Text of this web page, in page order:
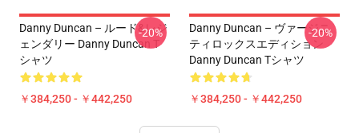
Danny Duncan – ルード&レジ
ェンダリー Danny Duncan T
シャツ
￥384,250 - ￥442,250
-20%
Danny Duncan – ヴァージニ
ティロックスエディション
Danny Duncan Tシャツ
￥384,250 - ￥442,250
-20%